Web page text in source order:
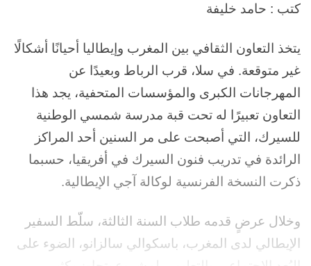
كتب : حامد خليفة
يتخذ التعاون الثقافي بين المغرب وإيطاليا أحيانًا أشكالًا
غير متوقعة. في سلا، قرب الرباط وبعيدًا عن
المهرجانات الكبرى والمؤسسات المتحفية، يجد هذا
التعاون تعبيرًا له تحت قبة مدرسة شمسي الوطنية
للسيرك، التي أصبحت على مر السنين أحد المراكز
الرائدة في تدريب فنون السيرك في أفريقيا، حسبما
ذكرت النسخة الفرنسية لوكالة آجي الإيطالية.
وخلال عرضٍ قدمه طلاب السنة الثالثة، سلّط السفير
الإيطالي لدى المغرب، باسكوالي سالزانو، الضوء على